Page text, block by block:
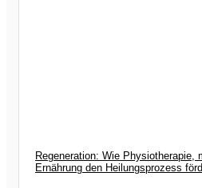
Regeneration: Wie Physiotherapie,
Ernährung den Heilungsprozess